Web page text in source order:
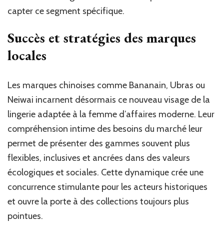
capter ce segment spécifique.
Succès et stratégies des marques
locales
Les marques chinoises comme Bananain, Ubras ou
Neiwai incarnent désormais ce nouveau visage de la
lingerie adaptée à la femme d’affaires moderne. Leur
compréhension intime des besoins du marché leur
permet de présenter des gammes souvent plus
flexibles, inclusives et ancrées dans des valeurs
écologiques et sociales. Cette dynamique crée une
concurrence stimulante pour les acteurs historiques
et ouvre la porte à des collections toujours plus
pointues.